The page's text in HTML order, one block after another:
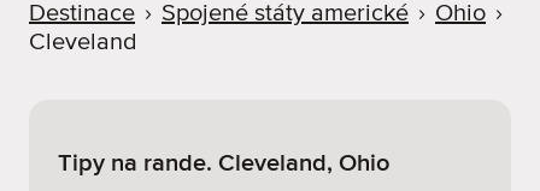
Destinace › Spojené státy americké › Ohio ›
Cleveland
Tipy na rande. Cleveland, Ohio